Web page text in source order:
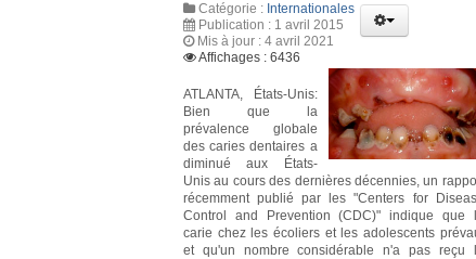
Catégorie : Internationales
Publication : 1 avril 2015
Mis à jour : 4 avril 2021
Affichages : 6436
ATLANTA, États-Unis:
Bien que la
prévalence globale
des caries dentaires a
diminué aux États-
Unis au cours des dernières décennies, un
récemment publié par les "Centers for
Control and Prevention (CDC)" indique que
carie chez les écoliers et les adolescents
et qu'un nombre considérable n'a pas reçu